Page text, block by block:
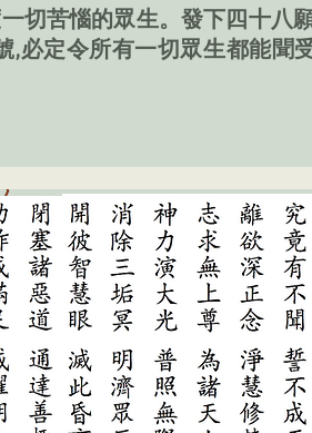
切苦惱的眾生。 發下四十八
,必定令所有一切眾生都能聞